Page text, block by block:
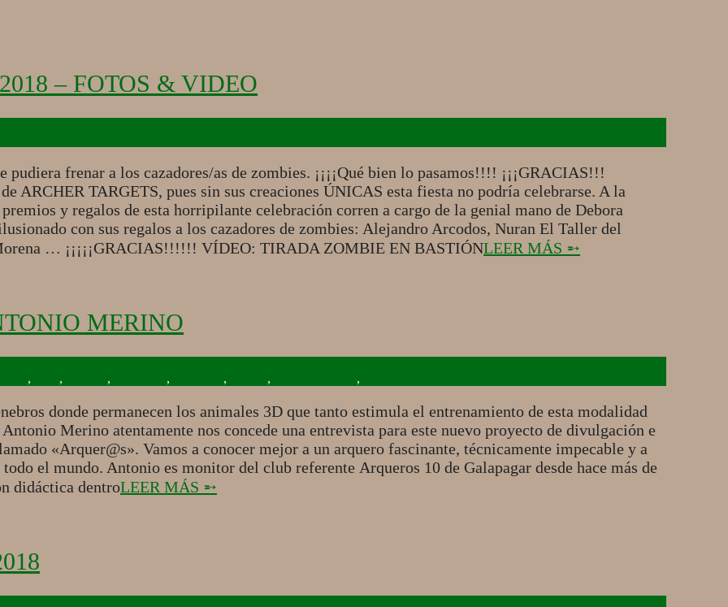
– FOTOS & VIDEO
frenar a los cazadores/as de zombies. ¡¡¡¡Qué bien lo pasamos!!!! ¡¡¡GRACIAS!!!
ARCHER TARGETS, pues sin sus creaciones ÚNICAS esta fiesta no podría celebrarse. A la
y regalos de esta horripilante celebración corren a cargo de la genial mano de Debora
con sus regalos a los cazadores de zombies: Alejandro Arcodos, Nuran El Taller del
… ¡¡¡¡¡GRACIAS!!!!!! VÍDEO: TIRADA ZOMBIE EN BASTIÓNLEER MÁS ➵
MERINO
, , , , , , ,
donde permanecen los animales 3D que tanto estimula el entrenamiento de esta modalidad
Merino atentamente nos concede una entrevista para este nuevo proyecto de divulgación e
«Arquer@s». Vamos a conocer mejor a un arquero fascinante, técnicamente impecable y a
el mundo. Antonio es monitor del club referente Arqueros 10 de Galapagar desde hace más de
didáctica dentroLEER MÁS ➵